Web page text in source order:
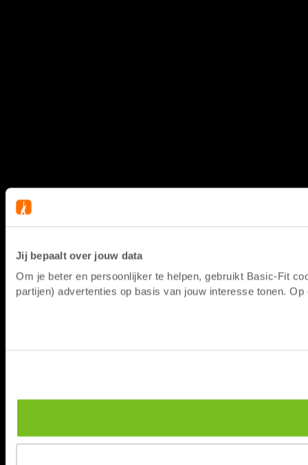
Jij bepaalt over jouw data
Om je beter en persoonlijker te helpen, gebruikt Basic-Fit
partijen) advertenties op basis van jouw interesse tonen.